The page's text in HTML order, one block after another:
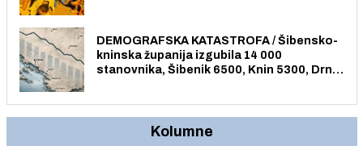
DEMOGRAFSKA KATASTROFA / Šibensko-
kninska županija izgubila 14 000
stanovnika, Šibenik 6500, Knin 5300, Drniš
Kolumne